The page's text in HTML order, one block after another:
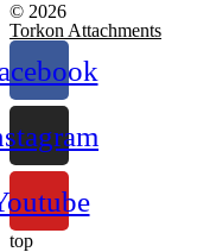
© 2026
Torkon Attachments
top